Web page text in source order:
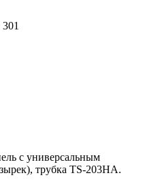
с универсальным
трубка TS-203HA.